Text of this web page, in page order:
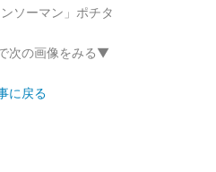
ソーマン」ポチタ
次の画像をみる▼
に戻る